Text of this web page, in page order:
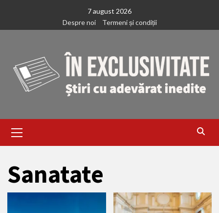
continut
7 august 2026
Despre noi
Termeni și condiții
Menu
Sanatate